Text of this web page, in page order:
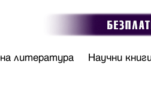
литература Научни